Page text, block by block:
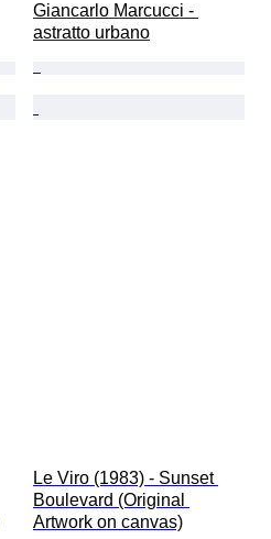
Giancarlo Marcucci -
astratto urbano
Le Viro (1983) - Sunset
Boulevard (Original
Artwork on canvas)